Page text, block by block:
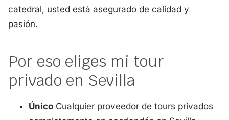
catedral, usted está asegurado de calidad y
pasión.
Por eso eliges mi tour
privado en Sevilla
Único Cualquier proveedor de tours privados